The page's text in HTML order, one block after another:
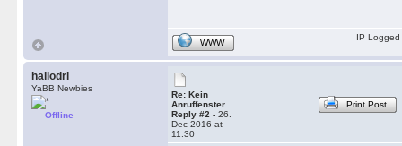
WWW
IP Logged
hallodri
YaBB Newbies
Offline
Re: Kein
Anruffenster
Reply #2 - 26.
Dec 2016 at
11:30
Print Post